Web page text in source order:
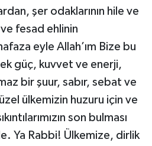
şer odaklarının hile ve
fesad ehlinin
eyle Allah’ım Bize bu
güç, kuvvet ve enerji,
bir şuur, sabır, sebat ve
ülkemizin huzuru için ve
son bulması
Ya Rabbi! Ülkemize, dirlik